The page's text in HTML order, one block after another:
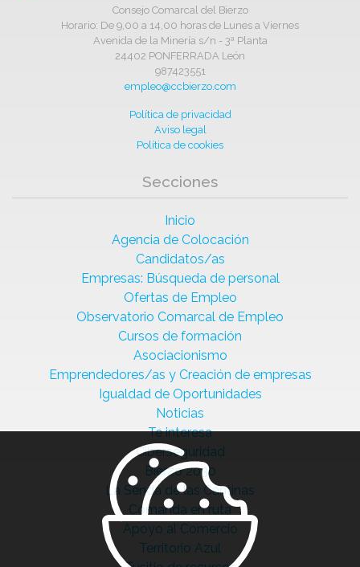
Consejo Comarcal del Bierzo
Horario: De 9,00 a 14,00 horas de Lunes a Viernes
Avenida de la Minería s/n - 3ª Planta
24402 PONFERRADA León
987423551
empleo@ccbierzo.com
Política de privacidad
Aviso legal
Política de cookies
Secciones
Inicio
Agencia de Colocación
Candidatos/as
Empresas: Búsqueda de personal
Ofertas de Empleo
Observatorio Comarcal de Empleo
Cursos de formación
Asociacionismo
Emprendedores/as y Creación de empresas
Igualdad de Oportunidades
Noticias
Te interesa
Ciberseguridad
Bierzo 2030
La Senda de las Cantinas
Comanda en ruta
Apoyo al Comercio
Territorio Azul